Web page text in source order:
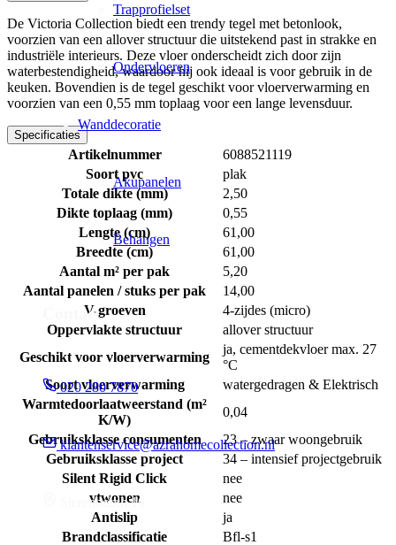
Trapprofielset
Ondervloeren
Wanddecoratie
Akupanelen
Behangen
Contact
020 280 7870
klantenservice@azrahomecollection.nl
Sierenborch 10
De Victoria Collection biedt een trendy tegel met betonlook,
voorzien van een allover structuur die uitstekend past in strakke en
industriële interieurs. Deze vloer onderscheidt zich door zijn
waterbestendigheid, waardoor hij ook ideaal is voor gebruik in de
keuken. Bovendien is de tegel geschikt voor vloerverwarming en
voorzien van een 0,55 mm toplaag voor een lange levensduur.
Specificaties
Artikelnummer
6088521119
Soort pvc
plak
Totale dikte (mm)
2,50
Dikte toplaag (mm)
0,55
Lengte (cm)
61,00
Breedte (cm)
61,00
Aantal m² per pak
5,20
Aantal panelen / stuks per pak
14,00
V-groeven
4-zijdes (micro)
Oppervlakte structuur
allover structuur
Geschikt voor vloerverwarming
ja, cementdekvloer max. 27
°C
Soort vloerverwarming
watergedragen & Elektrisch
Warmtedoorlaatweerstand (m²
K/W)
0,04
Gebruiksklasse consumenten
23 – zwaar woongebruik
Gebruiksklasse project
34 – intensief projectgebruik
Silent Rigid Click
nee
vtwonen
nee
Antislip
ja
Brandclassificatie
Bfl-s1